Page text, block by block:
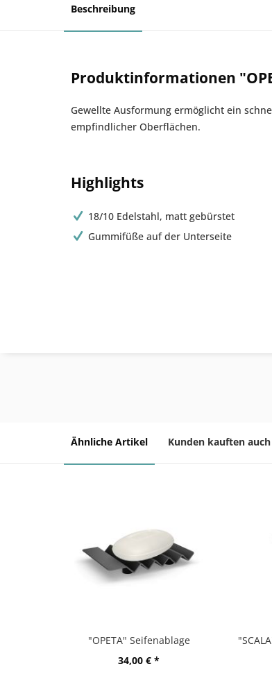
Beschreibung
Produktinformationen
Gewellte Ausformung ermöglicht ein
empfindlicher Oberflächen.
Highlights
18/10 Edelstahl, matt gebürstet
Gummifüße auf der Unterseite
Ähnliche Artikel Kunden kauften auch
"OPETA" Seifenablage
34,00 € *